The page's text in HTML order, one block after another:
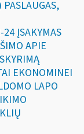
ĮSAKYMAS
APIE
EKONOMINEI
LAPO